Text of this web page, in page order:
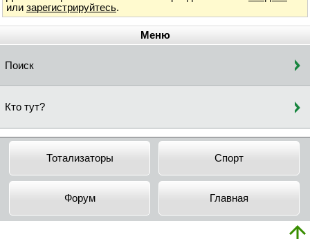
или зарегистрируйтесь.
Меню
Поиск
Кто тут?
Тотализаторы Спорт
Форум Главная